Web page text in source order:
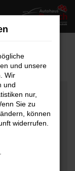
deine
und unsere
Wir
und
nur,
Sie zu
können
widerrufen.